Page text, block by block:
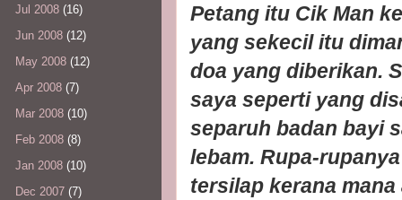
Petang itu Cik Man
yang sekecil itu
doa yang diberikan.
saya seperti yang
separuh badan bayi
lebam. Rupa-
tersilap kerana
Jul 2008 (16)
Jun 2008 (12)
May 2008 (12)
Apr 2008 (7)
Mar 2008 (10)
Feb 2008 (8)
Jan 2008 (10)
Dec 2007 (7)